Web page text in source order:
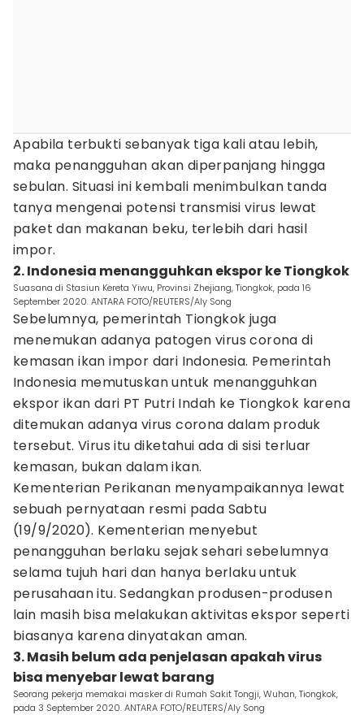
Apabila terbukti sebanyak tiga kali atau lebih,
maka penangguhan akan diperpanjang hingga
sebulan. Situasi ini kembali menimbulkan tanda
tanya mengenai potensi transmisi virus lewat
paket dan makanan beku, terlebih dari hasil
impor.
2. Indonesia menangguhkan ekspor ke Tiongkok
Suasana di Stasiun Kereta Yiwu, Provinsi Zhejiang, Tiongkok, pada 16
September 2020. ANTARA FOTO/REUTERS/Aly Song
Sebelumnya, pemerintah Tiongkok juga
menemukan adanya patogen virus corona di
kemasan ikan impor dari Indonesia. Pemerintah
Indonesia memutuskan untuk menangguhkan
ekspor ikan dari PT Putri Indah ke Tiongkok karena
ditemukan adanya virus corona dalam produk
tersebut. Virus itu diketahui ada di sisi terluar
kemasan, bukan dalam ikan.
Kementerian Perikanan menyampaikannya lewat
sebuah pernyataan resmi pada Sabtu
(19/9/2020). Kementerian menyebut
penangguhan berlaku sejak sehari sebelumnya
selama tujuh hari dan hanya berlaku untuk
perusahaan itu. Sedangkan produsen-produsen
lain masih bisa melakukan aktivitas ekspor seperti
biasanya karena dinyatakan aman.
3. Masih belum ada penjelasan apakah virus
bisa menyebar lewat barang
Seorang pekerja memakai masker di Rumah Sakit Tongji, Wuhan, Tiongkok,
pada 3 September 2020. ANTARA FOTO/REUTERS/Aly Song